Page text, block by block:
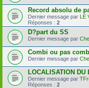
Record absolu de
Dernier message par LE
Réponses : 2
D?part du SS
Dernier message par
Combi ou pas
Dernier message par
LOCALISATION DU
Dernier message par
Réponses : 2